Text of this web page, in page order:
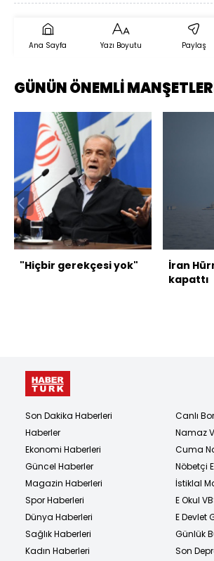
Ana Sayfa Yazı Boyutu Paylaş
GÜNÜN ÖNEMLİ
"Hiçbir gerekçesi yok"
İran
kapattı
Son Dakika Haberleri
Haberler
Ekonomi Haberleri
Güncel Haberler
Magazin Haberleri
Spor Haberleri
Dünya Haberleri
Sağlık Haberleri
Kadın Haberleri
Canlı
Namaz
Cuma
Nöbetçi
İstiklal
E Okul
E Devlet
Günlük
Son